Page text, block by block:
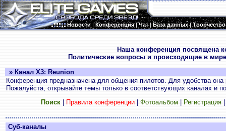
Новости|Конференция|Чат|База данных|Творчество
Наша конференция посвящена
Политические вопросы и происходящие в
» Канал X3: Reunion
Конференция предназначена для общения пилотов. Для удобства
Пожалуйста, открывайте темы только в соответствующих каналах и
Поиск| Правила конференции| Фотоальбом Регистрация
Суб-каналы